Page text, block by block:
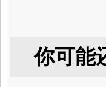
你可能